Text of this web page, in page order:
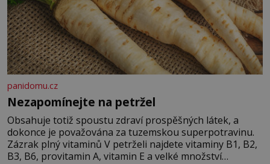
panidomu.cz
Nezapomínejte na petržel
Obsahuje totiž spoustu zdraví prospěšných látek, a
dokonce je považována za tuzemskou superpotravinu.
Zázrak plný vitaminů V petrželi najdete vitaminy B1, B2,
B3, B6, provitamin A, vitamin E a velké množství